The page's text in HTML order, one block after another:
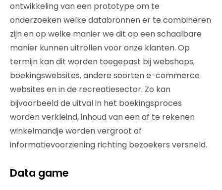
ontwikkeling van een prototype om te
onderzoeken welke databronnen er te combineren
zijn en op welke manier we dit op een schaalbare
manier kunnen uitrollen voor onze klanten. Op
termijn kan dit worden toegepast bij webshops,
boekingswebsites, andere soorten e-commerce
websites en in de recreatiesector. Zo kan
bijvoorbeeld de uitval in het boekingsproces
worden verkleind, inhoud van een af te rekenen
winkelmandje worden vergroot of
informatievoorziening richting bezoekers versneld.
Data game